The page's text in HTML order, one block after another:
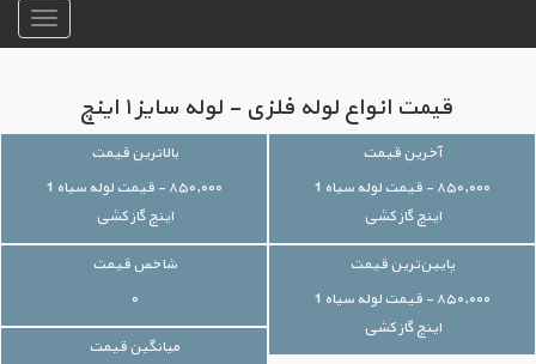
قیمت انواع لوله فلزی - لوله سایز ۱ اینچ
آخرین قیمت
۸۵۰,۰۰۰ - قیمت لوله سیاه 1
اینچ گاز کشی
بالاترین قیمت
۸۵۰,۰۰۰ - قیمت لوله سیاه 1
اینچ گاز کشی
پایین‌ترین قیمت
۸۵۰,۰۰۰ - قیمت لوله سیاه 1
اینچ گاز کشی
شاخص قیمت
۰
میانگین قیمت